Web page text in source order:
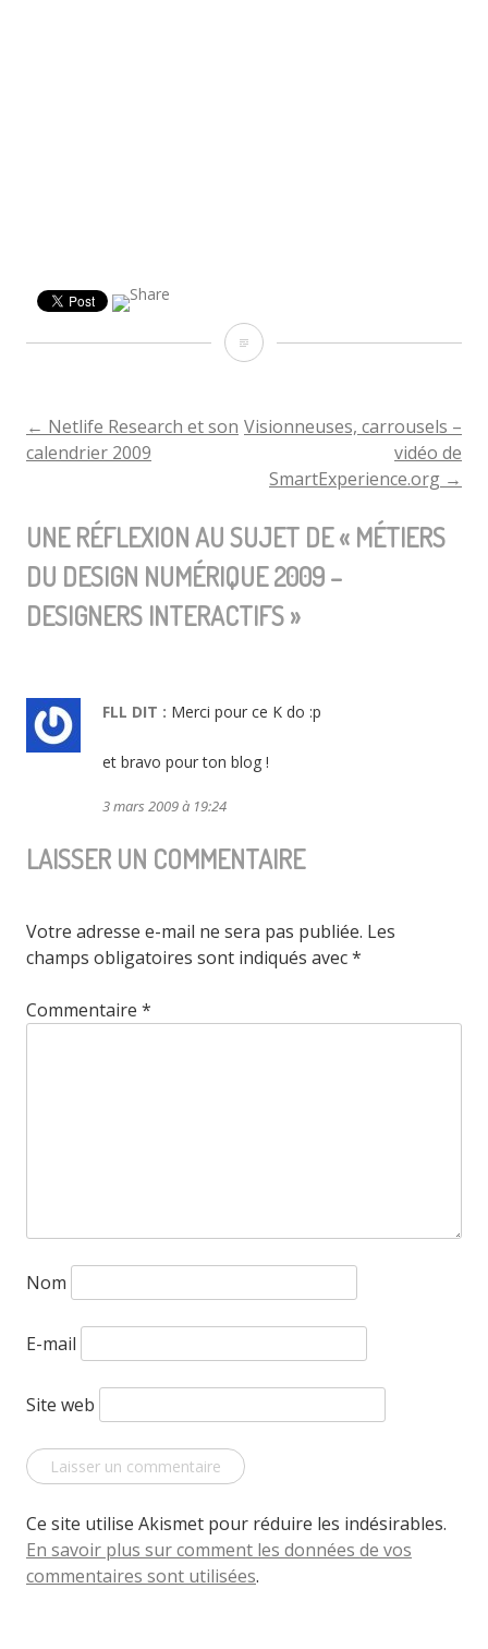
Métiers
design
2009
–
Designers
Interactifs
NAVIGATION
L'ARTICLE
← Netlife Research et son
calendrier 2009
Visionneuses, carrousels –
vidéo de
SmartExperience.org →
UNE RÉFLEXION AU SUJET DE « MÉTIERS
DU DESIGN NUMÉRIQUE 2009 –
DESIGNERS INTERACTIFS»
FLL DIT : Merci pour ce K do :p
et bravo pour ton blog !
3 mars 2009 à 19:24
LAISSER UN COMMENTAIRE
Votre adresse e-mail ne sera pas publiée. Les
champs obligatoires sont indiqués avec*
Commentaire *
Nom
E-mail
Site web
Ce site utilise Akismet pour réduire les indésirables.
En savoir plus sur comment les données de vos
commentaires sont utilisées.